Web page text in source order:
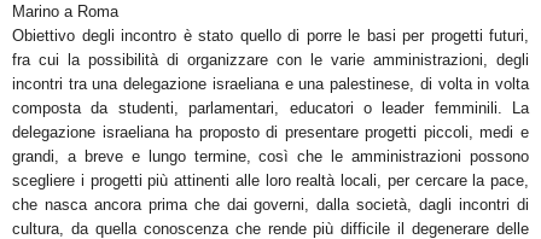
Marino a Roma
Obiettivo degli incontro è stato quello di porre le basi per progetti futuri,
fra cui la possibilità di organizzare con le varie amministrazioni, degli
incontri tra una delegazione israeliana e una palestinese, di volta in volta
composta da studenti, parlamentari, educatori o leader femminili. La
delegazione israeliana ha proposto di presentare progetti piccoli, medi e
grandi, a breve e lungo termine, così che le amministrazioni possono
scegliere i progetti più attinenti alle loro realtà locali, per cercare la pace,
che nasca ancora prima che dai governi, dalla società, dagli incontri di
cultura, da quella conoscenza che rende più difficile il degenerare delle